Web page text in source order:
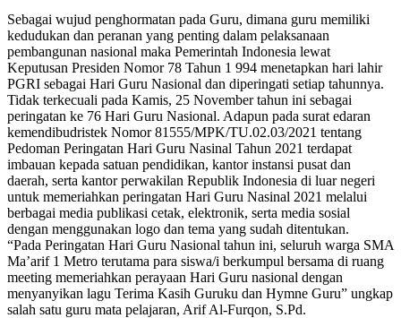
Nasional
Sebagai wujud penghormatan pada Guru, dimana guru memiliki
kedudukan dan peranan yang penting dalam pelaksanaan
pembangunan nasional maka Pemerintah Indonesia lewat
Keputusan Presiden Nomor 78 Tahun 1 994 menetapkan hari lahir
PGRI sebagai Hari Guru Nasional dan diperingati setiap tahunnya.
Tidak terkecuali pada Kamis, 25 November tahun ini sebagai
peringatan ke 76 Hari Guru Nasional. Adapun pada surat edaran
kemendibudristek Nomor 81555/MPK/TU.02.03/2021 tentang
Pedoman Peringatan Hari Guru Nasinal Tahun 2021 terdapat
imbauan kepada satuan pendidikan, kantor instansi pusat dan
daerah, serta kantor perwakilan Republik Indonesia di luar negeri
untuk memeriahkan peringatan Hari Guru Nasinal 2021 melalui
berbagai media publikasi cetak, elektronik, serta media sosial
dengan menggunakan logo dan tema yang sudah ditentukan.
“Pada Peringatan Hari Guru Nasional tahun ini, seluruh warga SMA
Ma’arif 1 Metro terutama para siswa/i berkumpul bersama di ruang
meeting memeriahkan perayaan Hari Guru nasional dengan
menyanyikan lagu Terima Kasih Guruku dan Hymne Guru” ungkap
salah satu guru mata pelajaran, Arif Al-Furqon, S.Pd.